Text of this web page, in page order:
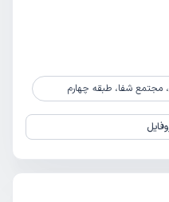
مجتمع شفا، طبقه چهارم